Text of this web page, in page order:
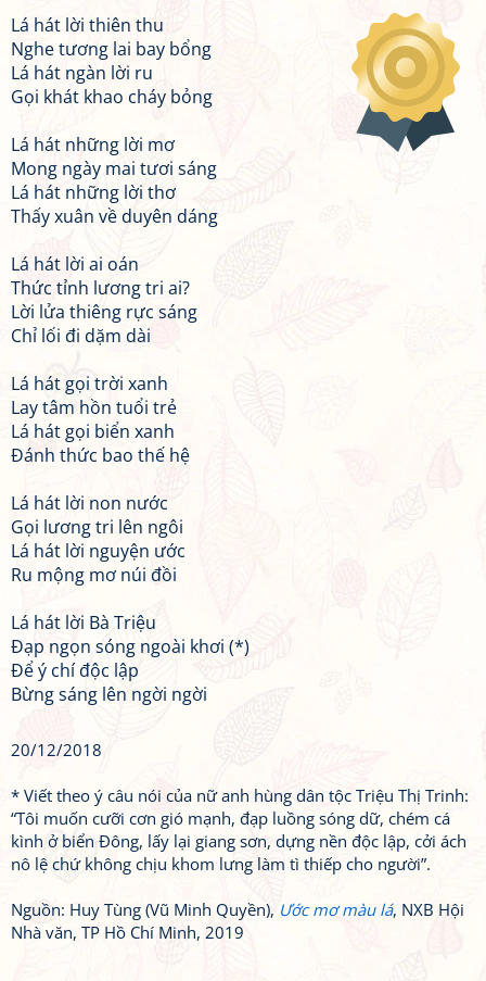
Lá hát lời thiên thu
Nghe tương lai bay bổng
Lá hát ngàn lời ru
Gọi khát khao cháy bỏng
Lá hát những lời mơ
Mong ngày mai tươi sáng
Lá hát những lời thơ
Thấy xuân về duyên dáng
Lá hát lời ai oán
Thức tỉnh lương tri ai?
Lời lửa thiêng rực sáng
Chỉ lối đi dặm dài
Lá hát gọi trời xanh
Lay tâm hồn tuổi trẻ
Lá hát gọi biển xanh
Đánh thức bao thế hệ
Lá hát lời non nước
Gọi lương tri lên ngôi
Lá hát lời nguyện ước
Ru mộng mơ núi đồi
Lá hát lời Bà Triệu
Đạp ngọn sóng ngoài khơi (*)
Để ý chí độc lập
Bừng sáng lên ngời ngời
20/12/2018
* Viết theo ý câu nói của nữ anh hùng dân tộc Triệu Thị Trinh:
“Tôi muốn cưỡi cơn gió mạnh, đạp luồng sóng dữ, chém cá
kình ở biển Đông, lấy lại giang sơn, dựng nền độc lập, cởi ách
nô lệ chứ không chịu khom lưng làm tì thiếp cho người”.
Nguồn: Huy Tùng (Vũ Minh Quyền), Ước mơ màu lá, NXB Hội
Nhà văn, TP Hồ Chí Minh, 2019